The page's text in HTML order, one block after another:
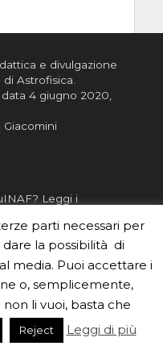
e divulgazione
Astrofisica
4 giugno 2020,
Giacomini
Leggi i
risponde, per
scrivici a
oppure
parti necessari per
la possibilità di
media. Puoi accettare i
o, semplicemente,
li vuoi, basta che
Reject Leggi di più